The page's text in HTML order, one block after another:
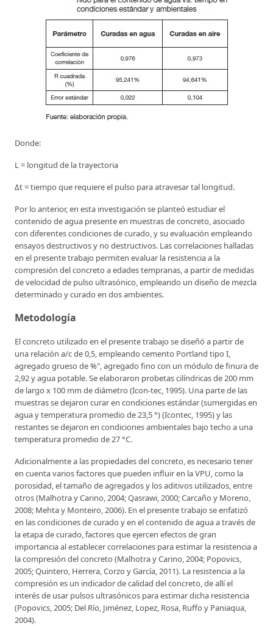
Donde:
L = longitud de la trayectoria
Δt = tiempo que requiere el pulso para atravesar tal longitud.
Por lo anterior, en esta investigación se planteó estudiar el
contenido de agua presente en muestras de concreto, asociado
con diferentes condiciones de curado, y su evaluación empleando
ensayos destructivos y no destructivos. Las correlaciones halladas
en el presente trabajo permiten evaluar la resistencia a la
compresión del concreto a edades tempranas, a partir de medidas
de velocidad de pulso ultrasónico, empleando un diseño de mezcla
determinado y curado en dos ambientes.
Metodología
El concreto utilizado en el presente trabajo se diseñó a partir de
una relación a/c de 0,5, empleando cemento Portland tipo I,
agregado grueso de %", agregado fino con un módulo de finura de
2,92 y agua potable. Se elaboraron probetas cilíndricas de 200 mm
de largo x 100 mm de diámetro (Icon-tec, 1995). Una parte de las
muestras se dejaron curar en condiciones estándar (sumergidas en
agua y temperatura promedio de 23,5 °) (Icontec, 1995) y las
restantes se dejaron en condiciones ambientales bajo techo a una
temperatura promedio de 27 °C.
Adicionalmente a las propiedades del concreto, es necesario tener
en cuenta varios factores que pueden influir en la VPU, como la
porosidad, el tamaño de agregados y los aditivos utilizados, entre
otros (Malhotra y Carino, 2004; Qasrawi, 2000; Carcaño y Moreno,
2008; Mehta y Monteiro, 2006). En el presente trabajo se enfatizó
en las condiciones de curado y en el contenido de agua a través de
la etapa de curado, factores que ejercen efectos de gran
importancia al establecer correlaciones para estimar la resistencia a
la compresión del concreto (Malhotra y Carino, 2004; Popovics,
2005; Quintero, Herrera, Corzo y García, 2011). La resistencia a la
compresión es un indicador de calidad del concreto, de allí el
interés de usar pulsos ultrasónicos para estimar dicha resistencia
(Popovics, 2005; Del Río, Jiménez, Lopez, Rosa, Ruffo y Paniaqua,
2004).